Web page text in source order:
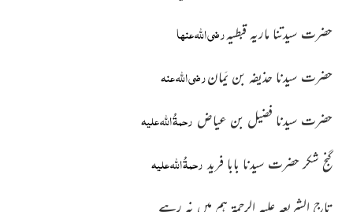
حضرت سیدتنا ماریہ قبطیہرضی اللہ عنہا
حضرت سیدنا حذیفہ بن یَمانرضی اللہ عنہ
حضرت سیدنا فضیل بن عیاض رحمۃُ اللہ علیہ
گنج شکر حضرت سیدنا بابا فرید رحمۃُ اللہ علیہ
تاج الشریعہ علیہ الرحمۃ ہم میں نہ رہے